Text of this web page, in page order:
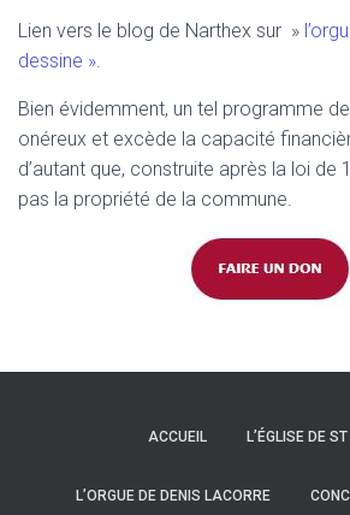
Lien vers le blog de Narthex sur »
dessine »
Bien évidemment, un tel programme
onéreux et excède la capacité
d’autant que, construite après la loi de
pas la propriété de la commune.
ACCUEIL L’ÉGLISE DE
L’ORGUE DE DENIS LACORRE